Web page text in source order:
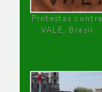
Protestas contra
VALE, Brasil